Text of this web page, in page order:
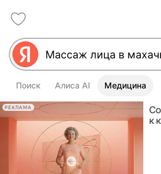
Поиск Алиса AI Медицина
РЕКЛАМА